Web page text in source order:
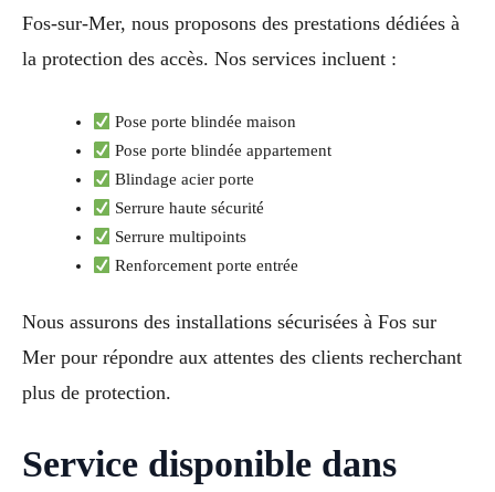
Fos-sur-Mer, nous proposons des prestations dédiées à
la protection des accès. Nos services incluent :
Pose porte blindée maison
Pose porte blindée appartement
Blindage acier porte
Serrure haute sécurité
Serrure multipoints
Renforcement porte entrée
Nous assurons des installations sécurisées à Fos sur
Mer pour répondre aux attentes des clients recherchant
plus de protection.
Service disponible dans